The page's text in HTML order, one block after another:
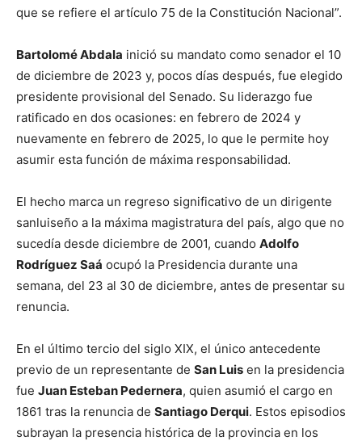
que se refiere el artículo 75 de la Constitución Nacional”.
Bartolomé Abdala inició su mandato como senador el 10
de diciembre de 2023 y, pocos días después, fue elegido
presidente provisional del Senado. Su liderazgo fue
ratificado en dos ocasiones: en febrero de 2024 y
nuevamente en febrero de 2025, lo que le permite hoy
asumir esta función de máxima responsabilidad.
El hecho marca un regreso significativo de un dirigente
sanluiseño a la máxima magistratura del país, algo que no
sucedía desde diciembre de 2001, cuando Adolfo
Rodríguez Saá ocupó la Presidencia durante una
semana, del 23 al 30 de diciembre, antes de presentar su
renuncia.
En el último tercio del siglo XIX, el único antecedente
previo de un representante de San Luis en la presidencia
fue Juan Esteban Pedernera, quien asumió el cargo en
1861 tras la renuncia de Santiago Derqui. Estos episodios
subrayan la presencia histórica de la provincia en los